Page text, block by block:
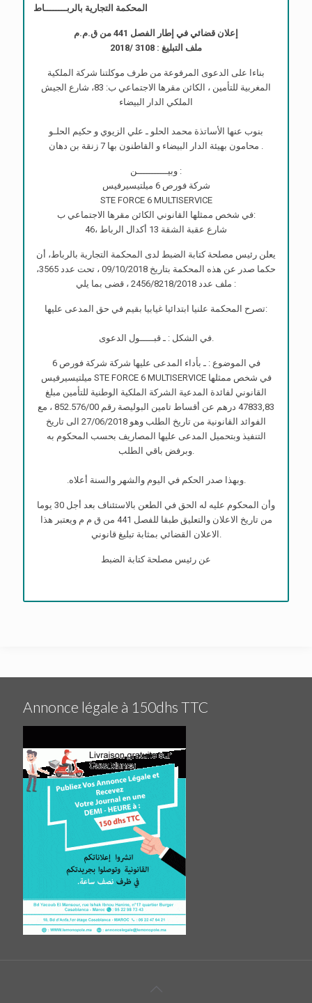
المحكمة التجارية بالربــــــــاط
إعلان قضائي في إطار الفصل 441 من ق.م.م
ملف التبليغ : 3108 /2018
بناءا على الدعوى المرفوعة من طرف موكلتنا شركة الملكية
المغربية للتأمين ، الكائن مقرها الاجتماعي ب: 83، شارع الجيش
الملكي الدار البيضاء
بنوب عنها الأساتذة محمد الحلو ـ علي الزيوي و حكيم الحلـو
محامون بهيئة الدار البيضاء و القاطنون بها 7 زنقة بن دهان .
وبيـــــــــــن :
شركة فورص 6 ميلتيسيرفيس
STE FORCE 6 MULTISERVICE
في شخص ممثلها القانوني الكائن مقرها الاجتماعي ب:
46، شارع عقبة الشقة 13 أكدال الرباط
يعلن رئيس مصلحة كتابة الضبط لدى المحكمة التجارية بالرباط، أن
حكما صدر عن هذه المحكمة بتاريخ 09/10/2018 ، تحت عدد 3565،
ملف عدد 2456/8218/2018 ، قضى بما يلي :
تصرح المحكمة علنيا ابتدائيا غيابيا بقيم في حق المدعى عليها:
في الشكل : ـ قبـــــول الدعوى.
في الموضوع : ـ بأداء المدعى عليها شركة شركة فورص 6
ميلتيسيرفيس STE FORCE 6 MULTISERVICE في شخص ممثلها
القانوني لفائدة المدعية الشركة الملكية الوطنية للتأمين مبلغ
47833,83 درهم عن أقساط تامين البوليصة رقم 852.576/00 ، مع
الفوائد القانونية من تاريخ الطلب وهو 27/06/2018 الى تاريخ
التنفيذ وبتحميل المدعى عليها المصاريف بحسب المحكوم به
وبرفض باقي الطلب.
.وبهذا صدر الحكم في اليوم والشهر والسنة أعلاه.
وأن المحكوم عليه له الحق في الطعن بالاستئناف بعد أجل 30 يوما
من تاريخ الاعلان والتعليق طبقا للفصل 441 من ق م م ويعتبر هذا
الاعلان القضائي بمثابة تبليغ قانوني.
عن رئيس مصلحة كتابة الضبط
Annonce légale à 150dhs TTC